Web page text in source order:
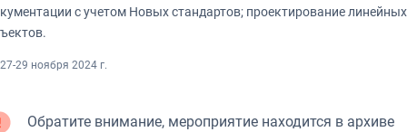
с учетом Новых стандартов; проектирование линейных
27-29 ноября 2024 г.
Обратите внимание, мероприятие находится в архиве